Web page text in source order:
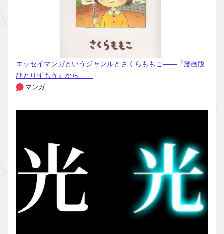
エッセイマンガというジャンルとさくらももこ――『漫画版
ひとりずもう』から――
マンガ